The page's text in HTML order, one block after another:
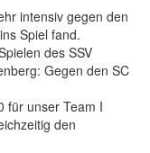
intensiv gegen den
Spiel fand.
des SSV
Gegen den SC
unser Team I
den